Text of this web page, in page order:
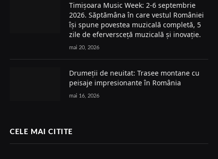
Timișoara Music Week: 2-6 septembrie
2026. Săptămâna în care vestul României
își spune povestea muzicală completă, 5
zile de eferversceță muzicală și inovație.
mai 20, 2026
Drumeții de neuitat: Trasee montane cu
peisaje impresionante în România
mai 16, 2026
CELE MAI CITITE